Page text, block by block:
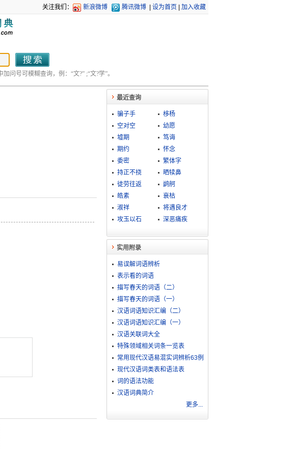
关注我们： 新浪微博 腾讯微博 设为首页 加入收藏
问号可模糊查询，例：“文?” ;“文?学”。
最近查询
骗子手
栘杨
空对空
幼愿
墟期
笃诲
期约
怀念
委密
繁体字
持正不挠
晒犊鼻
徒劳往返
鹢舸
皓素
衰枯
淑祥
将遇良才
攻玉以石
深恶痛疾
实用附录
易误解词语辨析
表示看的词语
描写春天的词语（二）
描写春天的词语（一）
汉语词语知识汇编（二）
汉语词语知识汇编（一）
汉语关联词大全
特殊领域相关词条一览表
常用现代汉语易混实词辨析63例
现代汉语词类表和语法表
词的语法功能
汉语词典简介
更多...